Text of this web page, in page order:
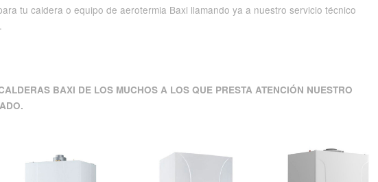
tu caldera o equipo de aerotermia Baxi llamando ya a nuestro servicio técnico
BAXI DE LOS MUCHOS A LOS QUE PRESTA ATENCIÓN NUESTRO